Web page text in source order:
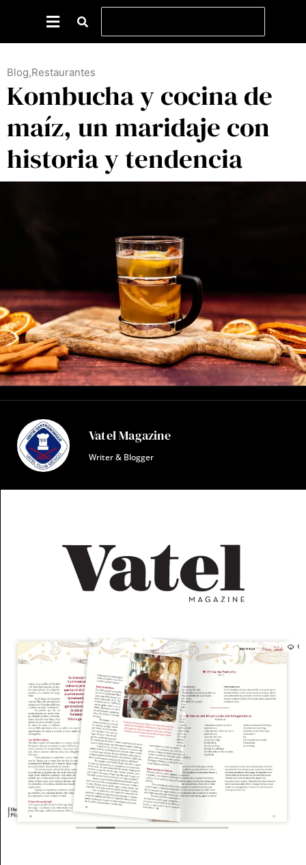
Blog,Restaurantes
Kombucha y cocina de
maíz, un maridaje con
historia y tendencia
Vatel Magazine
Writer & Blogger